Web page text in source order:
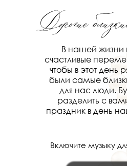
Включите музыку
В нашей жизни
счастливые
чтобы в этот день
были самые
для нас люди.
разделить с
праздник в день
Дорогие